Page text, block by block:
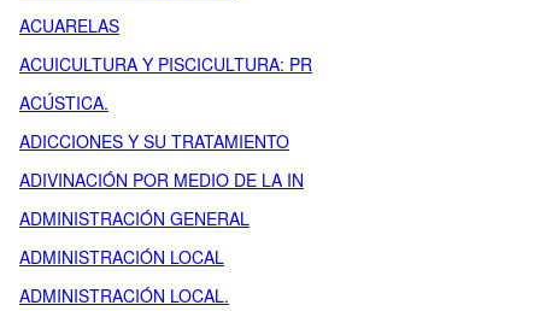
ACUARELAS
ACUICULTURA Y PISCICULTURA: PR
ACÚSTICA.
ADICCIONES Y SU TRATAMIENTO
ADIVINACIÓN POR MEDIO DE LA IN
ADMINISTRACIÓN GENERAL
ADMINISTRACIÓN LOCAL
ADMINISTRACIÓN LOCAL.